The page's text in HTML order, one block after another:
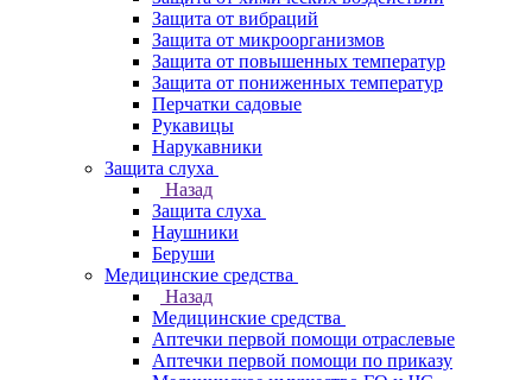
Защита от вибраций
Защита от микроорганизмов
Защита от повышенных температур
Защита от пониженных температур
Перчатки садовые
Рукавицы
Нарукавники
Защита слуха
Назад
Защита слуха
Наушники
Беруши
Медицинские средства
Назад
Медицинские средства
Аптечки первой помощи отраслевые
Аптечки первой помощи по приказу